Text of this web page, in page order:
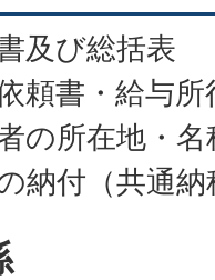
及び総括表
頼書・給与
の所在地・
納付（共通納